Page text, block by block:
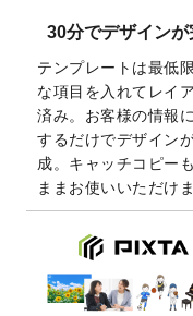
の全4
た。
2026/4/23
コラ
グ」
方法
2026/4/21
アク
ート
りま
2025/12/22
【新
きる
30分でデザインが
テンプレートは最低
な項目を入れてレイ
済み。お客様の情報
するだけでデザイン
成。キャッチコピー
ままお使いいただけま